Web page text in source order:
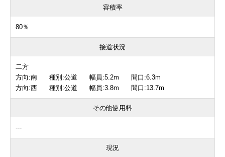
容積率
80％
接道状況
二方
方向:南 種別:公道 幅員:5.2m 間口:6.3m
方向:西 種別:公道 幅員:3.8m 間口:13.7m
その他使用料
---
現況